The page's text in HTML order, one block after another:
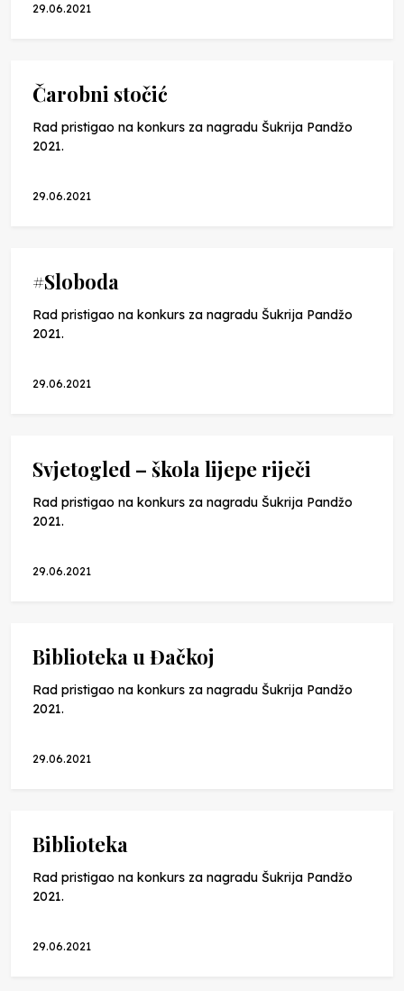
29.06.2021
Čarobni stočić
Rad pristigao na konkurs za nagradu Šukrija Pandžo
2021.
29.06.2021
#Sloboda
Rad pristigao na konkurs za nagradu Šukrija Pandžo
2021.
29.06.2021
Svjetogled – škola lijepe riječi
Rad pristigao na konkurs za nagradu Šukrija Pandžo
2021.
29.06.2021
Biblioteka u Đačkoj
Rad pristigao na konkurs za nagradu Šukrija Pandžo
2021.
29.06.2021
Biblioteka
Rad pristigao na konkurs za nagradu Šukrija Pandžo
2021.
29.06.2021